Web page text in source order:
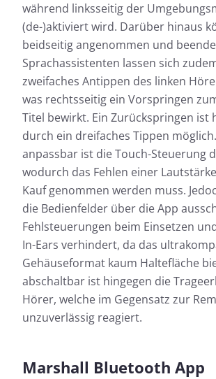
während linksseitig der
(de-)aktiviert wird. Darüber hinaus
beidseitig angenommen und
Sprachassistenten lassen sich
zweifaches Antippen des linken
was rechtsseitig ein Vorspringen
Titel bewirkt. Ein Zurückspringen ist
durch ein dreifaches Tippen
anpassbar ist die Touch-Steuerung
wodurch das Fehlen einer
Kauf genommen werden muss.
die Bedienfelder über die App
Fehlsteuerungen beim Einsetzen
In-Ears verhindert, da das
Gehäuseformat kaum Haltefläche
abschaltbar ist hingegen die
Hörer, welche im Gegensatz zur
unzuverlässig reagiert.
Marshall Bluetooth App